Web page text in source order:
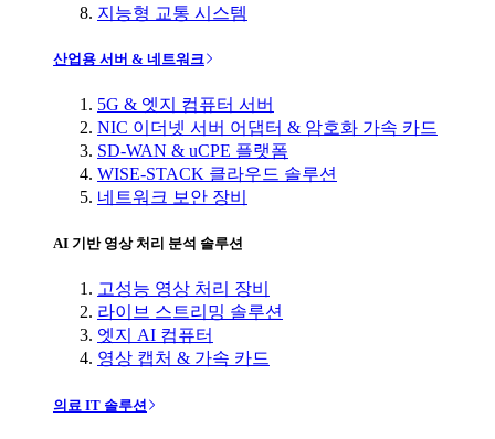
지능형 교통 시스템
산업용 서버 & 네트워크
5G & 엣지 컴퓨터 서버
NIC 이더넷 서버 어댑터 & 암호화 가속 카드
SD-WAN & uCPE 플랫폼
WISE-STACK 클라우드 솔루션
네트워크 보안 장비
AI 기반 영상 처리 분석 솔루션
고성능 영상 처리 장비
라이브 스트리밍 솔루션
엣지 AI 컴퓨터
영상 캡처 & 가속 카드
의료 IT 솔루션